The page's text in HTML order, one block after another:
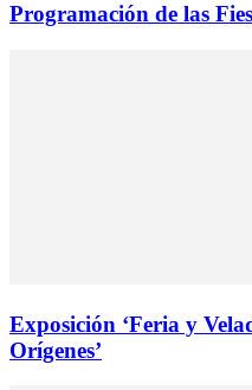
Programación de las
Exposición ‘Feria y
Orígenes’